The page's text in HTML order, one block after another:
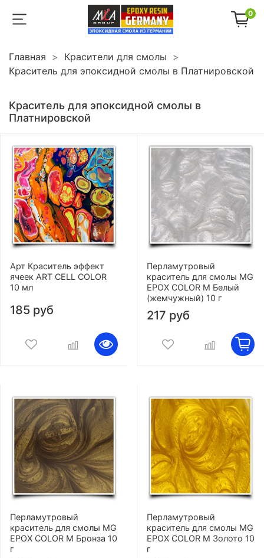
0
Главная
Красители для смолы
Краситель для эпоксидной смолы в Платнировской
Краситель для эпоксидной смолы в
Платнировской
Арт Краситель эффект
ячеек ART CELL COLOR
10 мл
185 руб
Перламутровый
краситель для смолы MG
EPOX COLOR M Белый
(жемчужный) 10 г
217 руб
Перламутровый
краситель для смолы MG
EPOX COLOR M Бронза 10
г
Перламутровый
краситель для смолы MG
EPOX COLOR M Золото 10
г